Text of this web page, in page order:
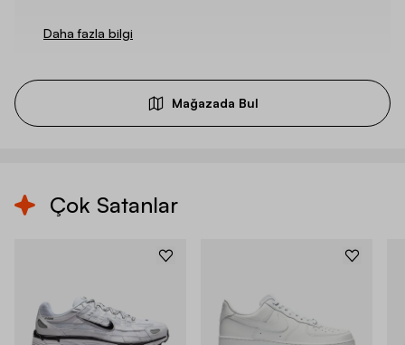
Daha fazla bilgi
Mağazada Bul
Çok Satanlar